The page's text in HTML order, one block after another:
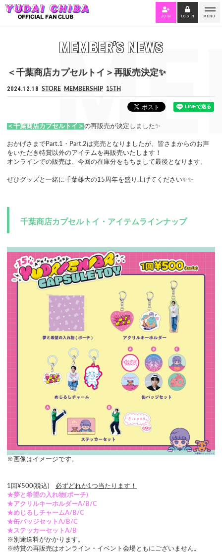
JOIN LOGIN MENU
MEMBER’S NEWS
＜千葉商店カプセルトイ＞再販売決定✨
2024.12.18 STORE MEMBERSHIP 15TH
＜千葉商店カプセルトイ＞ の再販売が決定しました✨
おかげさまでPart.1・Part.2は完売となりましたが、皆さまからのお声
をいただき特賞以外のアイテムを再販売いたします！
オンラインでの販売は、今回の在庫分をもちまして最後となります。
ぜひグッズと一緒に千葉雄大の15周年を盛り上げてください✨✨
千葉商店カプセルトイ・アイテムラインナップ
※画像はイメージです。
1回¥500(税込) 必ずどれか1つ当たります！
★夢と希望の入れ物(ポーチ)
★アクリルキーホルダーA/B/C
★めじるしチャームA/B/C
★缶バッジセットA/B/C
★ステッカーセットA/B
※別途送料がかかります。
※特賞の再販売はオンライン・イベント会場ともにございません。